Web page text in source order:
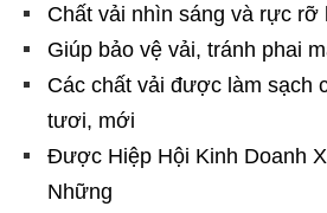
Chất vải nhìn sáng và rực rỡ
Giúp bảo vệ vải, tránh phai
Các chất vải được làm sạch
tươi, mới
Được Hiệp Hội Kinh Doanh
Những